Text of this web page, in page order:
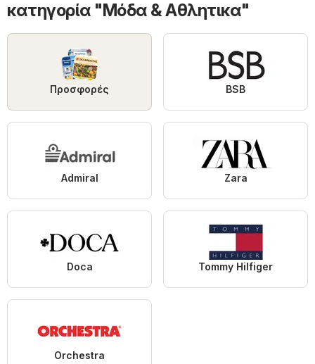
κατηγορία "Μόδα & Aθλητικα"
Προσφορές BSB
Admiral Zara
Doca Tommy Hilfiger
Orchestra